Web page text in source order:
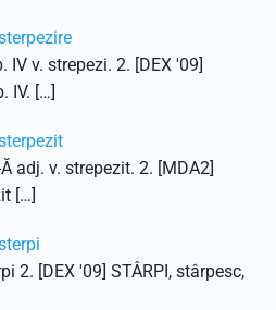
IV v. strepezi. 2. [DEX '09]
IV. […]
adj. v. strepezit. 2. [MDA2]
[…]
2. [DEX '09] STÂRPI, stârpesc,